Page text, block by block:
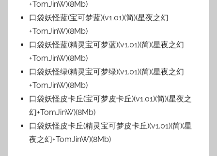
+TomJinW)(8Mb)
口袋妖怪蓝(宝可梦蓝)(v1.01)(简)(星夜之幻
+TomJinW)(8Mb)
口袋妖怪蓝(精灵宝可梦蓝)(v1.01)(简)(星夜之幻
+TomJinW)(8Mb)
口袋妖怪绿(精灵宝可梦绿)(v1.01)(简)(星夜之幻
+TomJinW)(8Mb)
口袋妖怪皮卡丘(宝可梦皮卡丘)(v1.01)(简)(星夜之
幻+TomJinW)(8Mb)
口袋妖怪皮卡丘(精灵宝可梦皮卡丘)(v1.01)(简)(星
夜之幻+TomJinW)(8Mb)